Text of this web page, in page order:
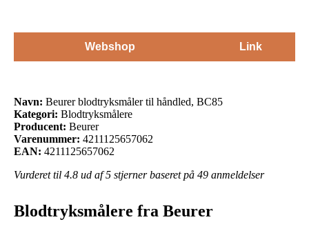
Webshop Link
Navn: Beurer blodtryksmåler til håndled, BC85
Kategori: Blodtryksmålere
Producent: Beurer
Varenummer: 4211125657062
EAN: 4211125657062
Vurderet til 4.8 ud af 5 stjerner baseret på 49 anmeldelser
Blodtryksmålere fra Beurer